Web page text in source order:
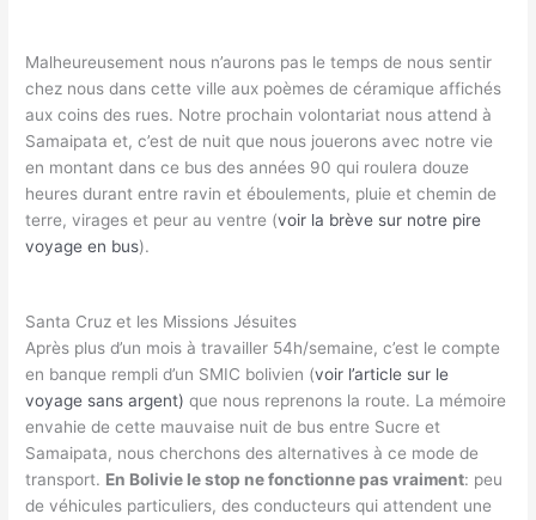
Malheureusement nous n’aurons pas le temps de nous sentir
chez nous dans cette ville aux poèmes de céramique affichés
aux coins des rues. Notre prochain volontariat nous attend à
Samaipata et, c’est de nuit que nous jouerons avec notre vie
en montant dans ce bus des années 90 qui roulera douze
heures durant entre ravin et éboulements, pluie et chemin de
terre, virages et peur au ventre (voir la brève sur notre pire
voyage en bus).
Santa Cruz et les Missions Jésuites
Après plus d’un mois à travailler 54h/semaine, c’est le compte
en banque rempli d’un SMIC bolivien (voir l’article sur le
voyage sans argent)que nous reprenons la route. La mémoire
envahie de cette mauvaise nuit de bus entre Sucre et
Samaipata, nous cherchons des alternatives à ce mode de
transport. En Bolivie le stop ne fonctionne pas vraiment: peu
de véhicules particuliers, des conducteurs qui attendent une